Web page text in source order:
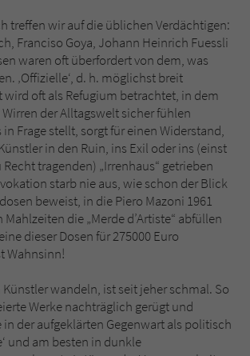
treffen wir auf die üblichen Verdächtigen:
Franciso Goya, Johann Heinrich Fuessli
waren oft überfordert von dem, was
‚Offizielle‘, d. h. möglichst breit
wird oft als Refugium betrachtet, in dem
der Alltagswelt sicher fühlen
Frage stellt, sorgt für einen Widerstand,
in den Ruin, ins Exil oder ins (einst
tragenden) „Irrenhaus“ getrieben
starb nie aus, wie schon der Blick
beweist, in die Piero Mazoni 1961
die „Merde d’Artiste“ abfüllen
dieser Dosen für 275000 Euro
Wahnsinn!
Künstler wandeln, ist seit jeher schmal. So
Werke nachträglich gerügt und
der aufgeklärten Gegenwart als politisch
und am besten in dunkle